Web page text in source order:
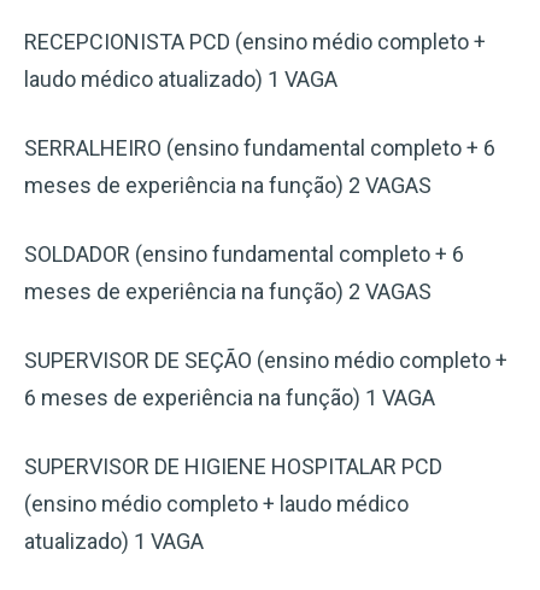
RECEPCIONISTA PCD (ensino médio completo +
laudo médico atualizado) 1 VAGA
SERRALHEIRO (ensino fundamental completo + 6
meses de experiência na função) 2 VAGAS
SOLDADOR (ensino fundamental completo + 6
meses de experiência na função) 2 VAGAS
SUPERVISOR DE SEÇÃO (ensino médio completo +
6 meses de experiência na função) 1 VAGA
SUPERVISOR DE HIGIENE HOSPITALAR PCD
(ensino médio completo + laudo médico
atualizado) 1 VAGA